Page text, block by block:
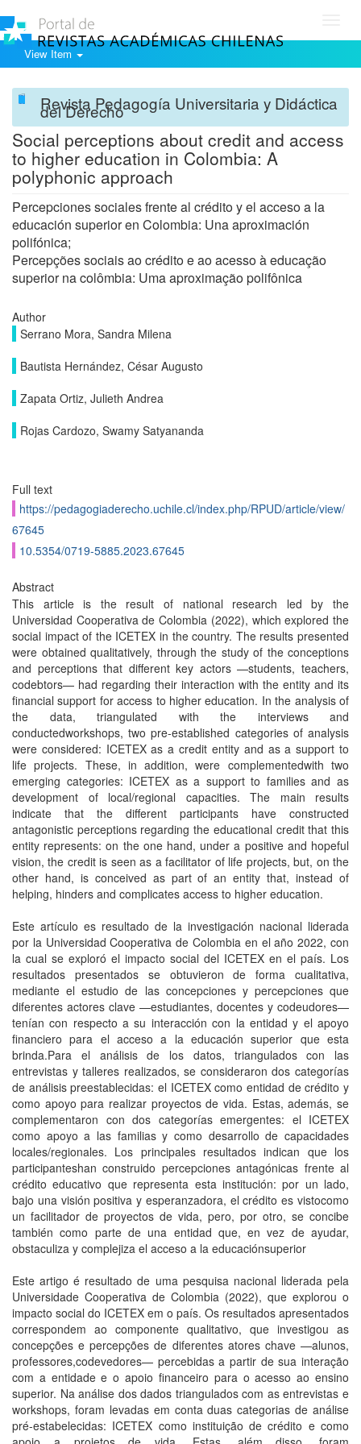
View Item
Revista Pedagogía Universitaria y Didáctica
del Derecho
Social perceptions about credit and access
to higher education in Colombia: A
polyphonic approach
Percepciones sociales frente al crédito y el acceso a la
educación superior en Colombia: Una aproximación
polifónica;
Percepções sociais ao crédito e ao acesso à educação
superior na colômbia: Uma aproximação polifônica
Author
Serrano Mora, Sandra Milena
Bautista Hernández, César Augusto
Zapata Ortiz, Julieth Andrea
Rojas Cardozo, Swamy Satyananda
Full text
https://pedagogiaderecho.uchile.cl/index.php/RPUD/article/view/
67645
10.5354/0719-5885.2023.67645
Abstract
This article is the result of national research led by the
Universidad Cooperativa de Colombia (2022), which explored the
social impact of the ICETEX in the country. The results presented
were obtained qualitatively, through the study of the conceptions
and perceptions that different key actors —students, teachers,
codebtors— had regarding their interaction with the entity and its
financial support for access to higher education. In the analysis of
the data, triangulated with the interviews and
conductedworkshops, two pre-established categories of analysis
were considered: ICETEX as a credit entity and as a support to
life projects. These, in addition, were complementedwith two
emerging categories: ICETEX as a support to families and as
development of local/regional capacities. The main results
indicate that the different participants have constructed
antagonistic perceptions regarding the educational credit that this
entity represents: on the one hand, under a positive and hopeful
vision, the credit is seen as a facilitator of life projects, but, on the
other hand, is conceived as part of an entity that, instead of
helping, hinders and complicates access to higher education.
Este artículo es resultado de la investigación nacional liderada
por la Universidad Cooperativa de Colombia en el año 2022, con
la cual se exploró el impacto social del ICETEX en el país. Los
resultados presentados se obtuvieron de forma cualitativa,
mediante el estudio de las concepciones y percepciones que
diferentes actores clave —estudiantes, docentes y codeudores—
tenían con respecto a su interacción con la entidad y el apoyo
financiero para el acceso a la educación superior que esta
brinda.Para el análisis de los datos, triangulados con las
entrevistas y talleres realizados, se consideraron dos categorías
de análisis preestablecidas: el ICETEX como entidad de crédito y
como apoyo para realizar proyectos de vida. Estas, además, se
complementaron con dos categorías emergentes: el ICETEX
como apoyo a las familias y como desarrollo de capacidades
locales/regionales. Los principales resultados indican que los
participanteshan construido percepciones antagónicas frente al
crédito educativo que representa esta institución: por un lado,
bajo una visión positiva y esperanzadora, el crédito es vistocomo
un facilitador de proyectos de vida, pero, por otro, se concibe
también como parte de una entidad que, en vez de ayudar,
obstaculiza y complejiza el acceso a la educaciónsuperior
Este artigo é resultado de uma pesquisa nacional liderada pela
Universidade Cooperativa de Colombia (2022), que explorou o
impacto social do ICETEX em o país. Os resultados apresentados
correspondem ao componente qualitativo, que investigou as
concepções e percepções de diferentes atores chave —alunos,
professores,codevedores— percebidas a partir de sua interação
com a entidade e o apoio financeiro para o acesso ao ensino
superior. Na análise dos dados triangulados com as entrevistas e
workshops, foram levadas em conta duas categorias de análise
pré-estabelecidas: ICETEX como instituição de crédito e como